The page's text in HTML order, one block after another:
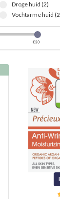
Droge huid (2)
Vochtarme huid
€30